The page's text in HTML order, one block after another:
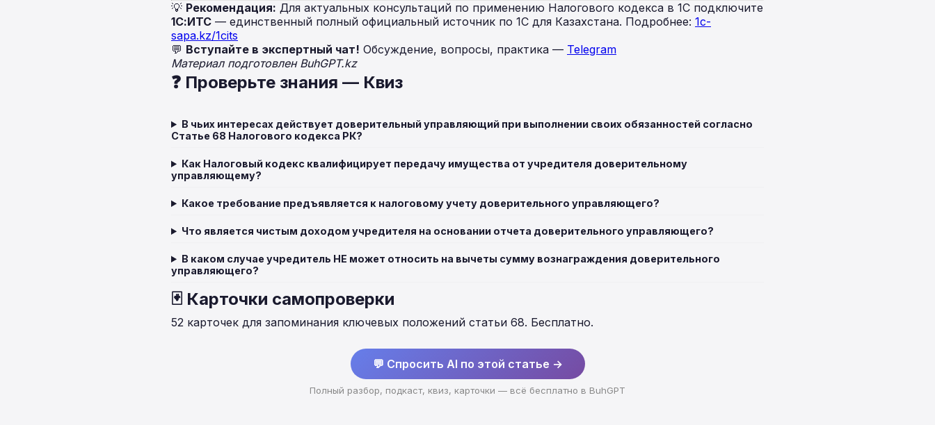
💡 Рекомендация: Для актуальных консультаций по применению Налогового кодекса в 1С подключите
1С:ИТС — единственный полный официальный источник по 1С для Казахстана. Подробнее: 1c-
sapa.kz/1cits
💬 Вступайте в экспертный чат! Обсуждение, вопросы, практика — Telegram
Материал подготовлен BuhGPT.kz
❓ Проверьте знания — Квиз
В чьих интересах действует доверительный управляющий при выполнении своих обязанностей согласно
Статье 68 Налогового кодекса РК?
Как Налоговый кодекс квалифицирует передачу имущества от учредителя доверительному
управляющему?
Какое требование предъявляется к налоговому учету доверительного управляющего?
Что является чистым доходом учредителя на основании отчета доверительного управляющего?
В каком случае учредитель НЕ может относить на вычеты сумму вознаграждения доверительного
управляющего?
🃏 Карточки самопроверки
52 карточек для запоминания ключевых положений статьи 68. Бесплатно.
💬 Спросить AI по этой статье →
Полный разбор, подкаст, квиз, карточки — всё бесплатно в BuhGPT